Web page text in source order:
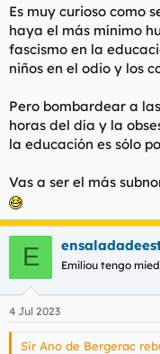
Es muy curioso como
haya el más mínimo
fascismo en la
niños en el odio y los
Pero bombardear a
horas del día y la
la educación es sólo
Vas a ser el más
E Emiliou tengo
4 Jul 2023
Sir Ano de Bergerac